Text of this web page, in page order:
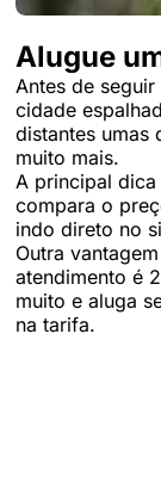
Alugue
Antes de
cidade
distantes umas
muito mais.
A principal
compara o
indo direto no
Outra
atendimento é
muito e aluga
na tarifa.